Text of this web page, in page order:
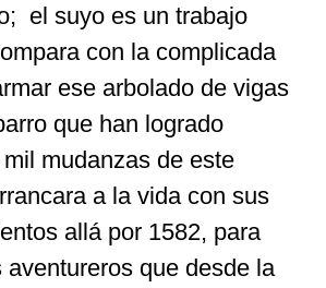
el suyo es un trabajo
con la complicada
ese arbolado de vigas
que han logrado
mudanzas de este
a la vida con sus
allá por 1582, para
aventureros que desde la